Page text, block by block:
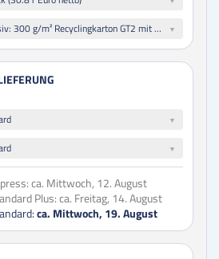
Exklusiv: 300 g/m² Recyclingkarton GT2 mit Fettbarriere, einseitig weiß gestrichen
ca. Mittwoch, 12. August
Plus:ca. Freitag, 14. August
ca. Mittwoch, 19. August